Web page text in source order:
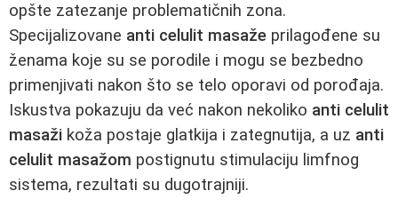
opšte zatezanje problematičnih zona.
Specijalizovane anti celulit masaže prilagođene su
ženama koje su se porodile i mogu se bezbedno
primenjivati nakon što se telo oporavi od porođaja.
Iskustva pokazuju da već nakon nekoliko anti celulit
masaži koža postaje glatkija i zategnutija, a uz anti
celulit masažom postignutu stimulaciju limfnog
sistema, rezultati su dugotrajniji.